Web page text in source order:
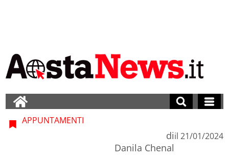
APPUNTAMENTI
di
Danila Chenal
il 21/01/2024